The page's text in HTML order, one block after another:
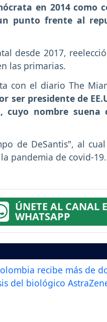
en 2014 como
punto frente al
desde 2017,
las primarias.
con el diario The
ser presidente de
cuyo nombre suena
de DeSantis", al
pandemia de covid-19.
ÚNETE AL CANAL
WHATSAPP